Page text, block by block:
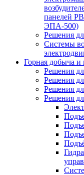
панелей
ЭПА-500)
Решения
Системы
Горная добыча и
Решения
Решения
Решения
Решения